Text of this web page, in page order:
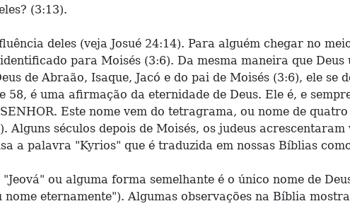
(3:13).
deles (veja Josué 24:14). Para alguém chegar no
para Moisés (3:6). Da mesma maneira que Deus
de Abraão, Isaque, Jacó e do pai de Moisés (3:6), ele se
58, é uma afirmação da eternidade de Deus. Ele é, e
Este nome vem do tetragrama, ou nome de
séculos depois de Moisés, os judeus
a palavra "Kyrios" que é traduzida em nossas Bíblias
ou alguma forma semelhante é o único nome de
eternamente"). Algumas observações na Bíblia